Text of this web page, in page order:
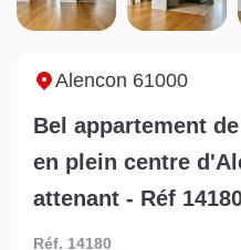
Sarthe pour booster sa
vente
Alencon 61000
Bel appartement
en plein centre
attenant - Réf
Réf. 14180